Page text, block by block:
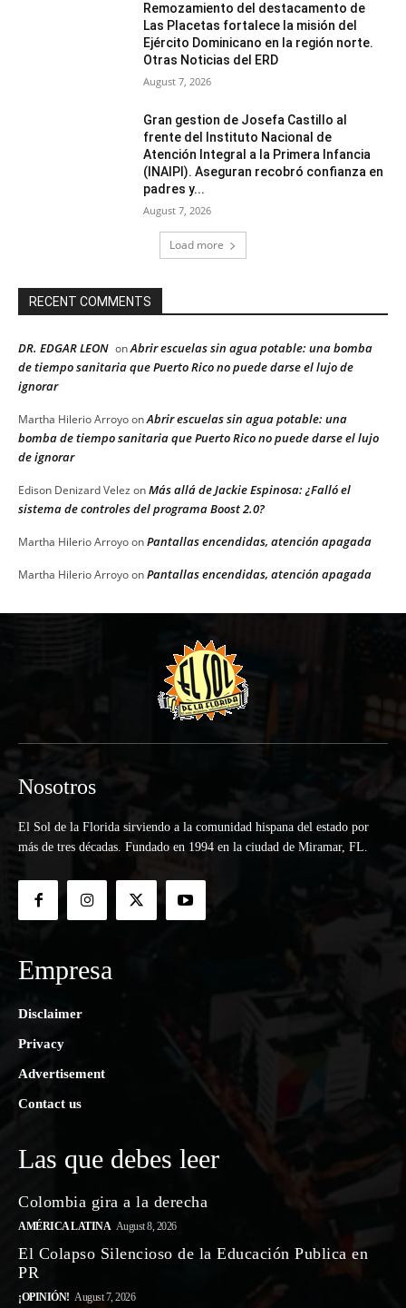
Remozamiento del destacamento de
Las Placetas fortalece la misión del
Ejército Dominicano en la región norte.
Otras Noticias del ERD
August 7, 2026
Gran gestion de Josefa Castillo al
frente del Instituto Nacional de
Atención Integral a la Primera Infancia
(INAIPI). Aseguran recobró confianza en
padres y...
August 7, 2026
Load more
RECENT COMMENTS
DR. EDGAR LEON onAbrir escuelas sin agua potable: una bomba
de tiempo sanitaria que Puerto Rico no puede darse el lujo de
ignorar
Martha Hilerio ArroyoonAbrir escuelas sin agua potable: una
bomba de tiempo sanitaria que Puerto Rico no puede darse el lujo
de ignorar
Edison Denizard Velez onMás allá de Jackie Espinosa: ¿Falló el
sistema de controles del programa Boost 2.0?
Martha Hilerio ArroyoonPantallas encendidas, atención apagada
Martha Hilerio ArroyoonPantallas encendidas, atención apagada
Nosotros
El Sol de la Florida sirviendo a la comunidad hispana del estado por
más de tres décadas. Fundado en 1994 en la ciudad de Miramar, FL.
Empresa
Disclaimer
Privacy
Advertisement
Contact us
Las que debes leer
Colombia gira a la derecha
AMÉRICA LATINA August 8, 2026
El Colapso Silencioso de la Educación Publica en
PR
¡OPINIÓN! August 7, 2026